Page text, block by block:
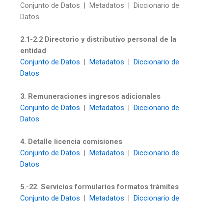
Conjunto de Datos | Metadatos | Diccionario de
Datos
2.1-2.2 Directorio y distributivo personal de la
entidad
Conjunto de Datos | Metadatos | Diccionario de
Datos
3. Remuneraciones ingresos adicionales
Conjunto de Datos | Metadatos | Diccionario de
Datos
4. Detalle licencia comisiones
Conjunto de Datos | Metadatos | Diccionario de
Datos
5.-22. Servicios formularios formatos trámites
Conjunto de Datos | Metadatos | Diccionario de